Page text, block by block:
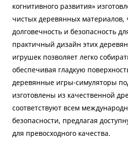
когнитивного развития»
чистых деревянных материалов,
долговечность и безопасность
практичный дизайн этих
игрушек позволяет легко
обеспечивая гладкую
деревянные игры-симуляторы
изготовлены из качественной
соответствуют всем
безопасности, предлагая
для превосходного качества.